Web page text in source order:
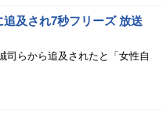
及され7秒フリーズ 放送
司らから追及されたと「女性自